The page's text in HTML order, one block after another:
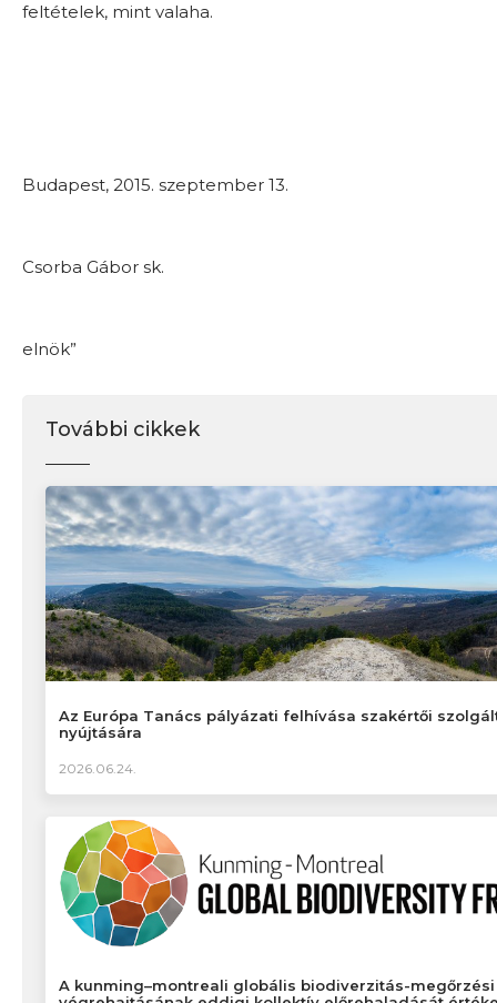
feltételek, mint valaha.
Budapest, 2015. szeptember 13.
Csorba Gábor sk.
elnök”
További cikkek
Az Európa Tanács pályázati felhívása szakértői
nyújtására
2026.06.24.
A kunming–montreali globális biodiverzitás-